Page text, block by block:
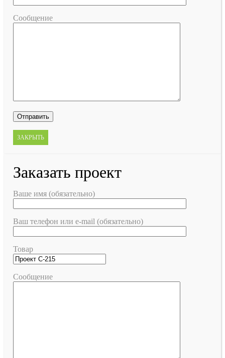
Сообщение
ЗАКРЫТЬ
Заказать проект
Ваше имя (обязательно)
Ваш телефон или e-mail (обязательно)
Товар
Сообщение